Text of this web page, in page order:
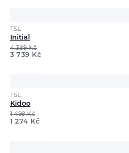
TSL
Initial
4 399Kč
3 739 Kč
TSL
Kidoo
1 499Kč
1 274 Kč